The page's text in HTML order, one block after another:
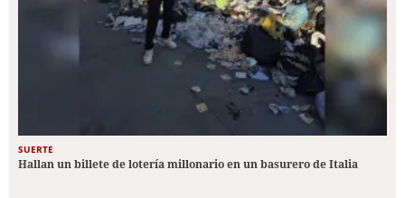
SUERTE
Hallan un billete de lotería millonario en un basurero de Italia